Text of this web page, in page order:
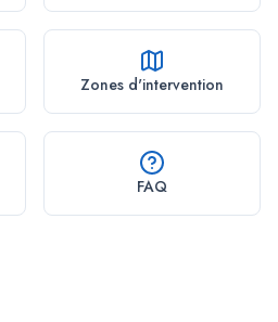
Zones d'intervention
FAQ